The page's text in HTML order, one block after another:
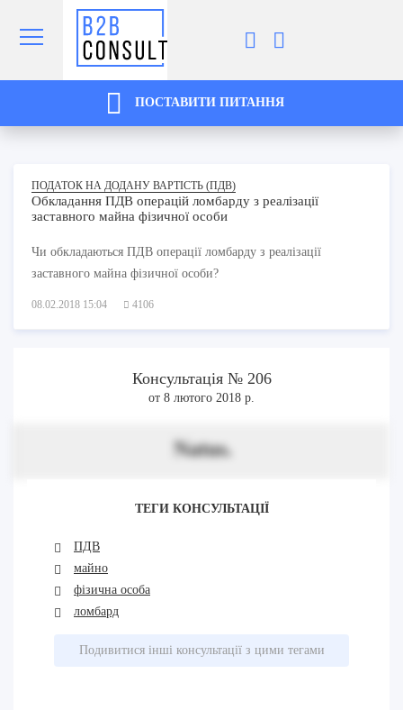
ПОСТАВИТИ ПИТАННЯ
ПОДАТОК НА ДОДАНУ ВАРТІСТЬ (ПДВ)
Обкладання ПДВ операцій ломбарду з реалізації
заставного майна фізичної особи
Чи обкладаються ПДВ операції ломбарду з реалізації
заставного майна фізичної особи?
08.02.2018 15:04 4106
Консультація № 206
от 8 лютого 2018 р.
Natus.
ТЕГИ КОНСУЛЬТАЦІЇ
ПДВ
майно
фізична особа
ломбард
Подивитися інші консультації з цими тегами